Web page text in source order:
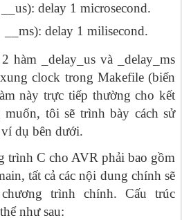
delay 1 microsecond.
__ms): delay 1 milisecond.
hàm _delay_us và _delay_ms
clock trong Makefile (biến
này trực tiếp thường cho kết
tôi sẽ trình bày cách sử
dụ bên dưới.
trình C cho AVR phải bao gồm
tất cả các nội dung chính sẽ
trình chính. Cấu trúc
như sau: